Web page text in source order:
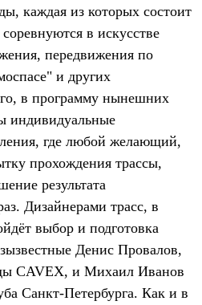
каждая из которых состоит
в искусстве
передвижения по
и других
в программу нынешних
индивидуальные
где любой желающий,
прохождения трассы,
результата
Дизайнерами трасс, в
выбор и подготовка
Денис Провалов,
CAVEX, и Михаил Иванов
Санкт-Петербурга. Как и в